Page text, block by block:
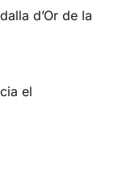
d’Or de la
el